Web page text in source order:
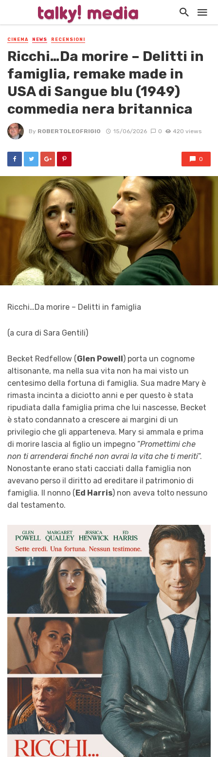
CINEMA NEWS RECENSIONI
Ricchi…Da morire – Delitti in
famiglia, remake made in
USA di Sangue blu (1949)
commedia nera britannica
By ROBERTOLEOFRIGIO 15/06/2026 0 420 views
0
Ricchi…Da morire – Delitti in famiglia
(a cura di Sara Gentili)
Becket Redfellow (Glen Powell
) porta un cognome
altisonante, ma nella sua vita non ha mai visto un
centesimo della fortuna di famiglia. Sua madre Mary è
rimasta incinta a diciotto anni e per questo è stata
ripudiata dalla famiglia prima che lui nascesse, Becket
è stato condannato a crescere ai margini di un
privilegio che gli apparteneva. Mary si ammala e prima
di morire lascia al figlio un impegno “Promettimi che
non ti arrenderai finché non avrai la vita che ti meriti”.
Nonostante erano stati cacciati dalla famiglia non
avevano perso il diritto ad ereditare il patrimonio di
famiglia. Il nonno ( Ed Harris) non aveva tolto nessuno
dal testamento.